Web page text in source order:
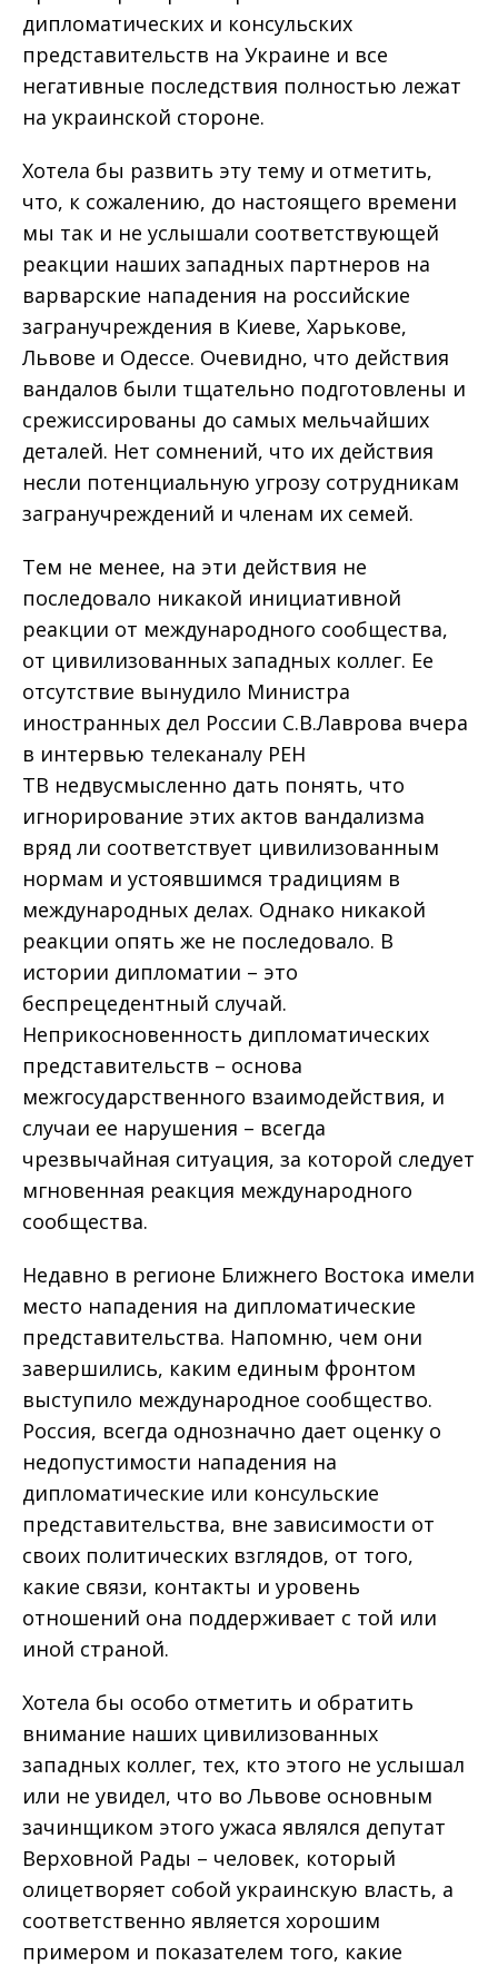
дипломатических и консульских
представительств на Украине и все
негативные последствия полностью лежат
на украинской стороне.
Хотела бы развить эту тему и отметить,
что, к сожалению, до настоящего времени
мы так и не услышали соответствующей
реакции наших западных партнеров на
варварские нападения на российские
загранучреждения в Киеве, Харькове,
Львове и Одессе. Очевидно, что действия
вандалов были тщательно подготовлены и
срежиссированы до самых мельчайших
деталей. Нет сомнений, что их действия
несли потенциальную угрозу сотрудникам
загранучреждений и членам их семей.
Тем не менее, на эти действия не
последовало никакой инициативной
реакции от международного сообщества,
от цивилизованных западных коллег. Ее
отсутствие вынудило Министра
иностранных дел России С.В.Лаврова вчера
в интервью телеканалу РЕН
ТВ недвусмысленно дать понять, что
игнорирование этих актов вандализма
вряд ли соответствует цивилизованным
нормам и устоявшимся традициям в
международных делах. Однако никакой
реакции опять же не последовало. В
истории дипломатии – это
беспрецедентный случай.
Неприкосновенность дипломатических
представительств – основа
межгосударственного взаимодействия, и
случаи ее нарушения – всегда
чрезвычайная ситуация, за которой следует
мгновенная реакция международного
сообщества.
Недавно в регионе Ближнего Востока имели
место нападения на дипломатические
представительства. Напомню, чем они
завершились, каким единым фронтом
выступило международное сообщество.
Россия, всегда однозначно дает оценку о
недопустимости нападения на
дипломатические или консульские
представительства, вне зависимости от
своих политических взглядов, от того,
какие связи, контакты и уровень
отношений она поддерживает с той или
иной страной.
Хотела бы особо отметить и обратить
внимание наших цивилизованных
западных коллег, тех, кто этого не услышал
или не увидел, что во Львове основным
зачинщиком этого ужаса являлся депутат
Верховной Рады – человек, который
олицетворяет собой украинскую власть, а
соответственно является хорошим
примером и показателем того, какие